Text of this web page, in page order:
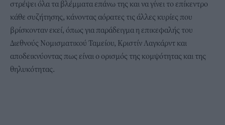
στρέψει όλα τα βλέμματα επάνω της και να γίνει το επίκεντρο
κάθε συζήτησης, κάνοντας αόρατες τις άλλες κυρίες που
βρίσκονταν εκεί, όπως για παράδειγμα η επικεφαλής του
Διεθνούς Νομισματικού Ταμείου, Κριστίν Λαγκάρντ και
αποδεικνύοντας πως είναι ο ορισμός της κομψότητας και της
θηλυκότητας.